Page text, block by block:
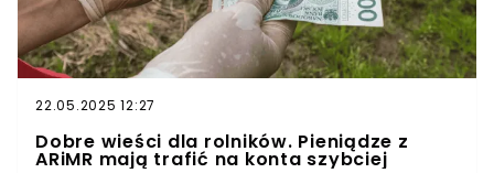
22.05.2025 12:27
Dobre wieści dla rolników. Pieniądze z
ARiMR mają trafić na konta szybciej